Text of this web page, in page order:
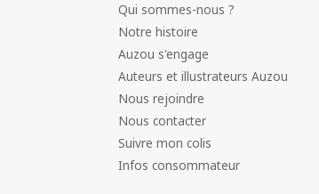
Qui sommes-nous ?
Notre histoire
Auzou s'engage
Auteurs et illustrateurs Auzou
Nous rejoindre
Nous contacter
Suivre mon colis
Infos consommateur